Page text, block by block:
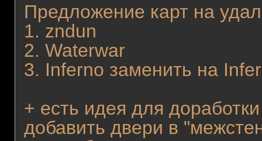
Предложение карт на
1. zndun
2. Waterwar
3. Inferno заменить на
+ есть идея для
добавить двери в